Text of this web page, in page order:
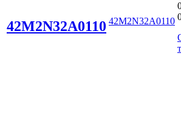
42M2N32A0110 42M2N32A0110